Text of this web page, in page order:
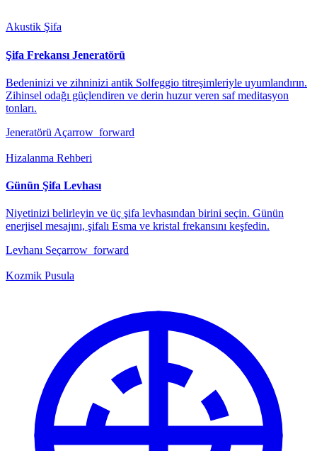
Akustik Şifa
Şifa Frekansı Jeneratörü
Bedeninizi ve zihninizi antik Solfeggio titreşimleriyle uyumlandırın.
Zihinsel odağı güçlendiren ve derin huzur veren saf meditasyon
tonları.
Jeneratörü Açarrow_forward
Hizalanma Rehberi
Günün Şifa Levhası
Niyetinizi belirleyin ve üç şifa levhasından birini seçin. Günün
enerjisel mesajını, şifalı Esma ve kristal frekansını keşfedin.
Levhanı Seçarrow_forward
Kozmik Pusula